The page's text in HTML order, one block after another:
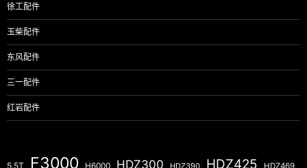
徐工配件
玉柴配件
东风配件
三一配件
红岩配件
5.5T F3000 H6000 HDZ300 HDZ390 HDZ425 HDZ469